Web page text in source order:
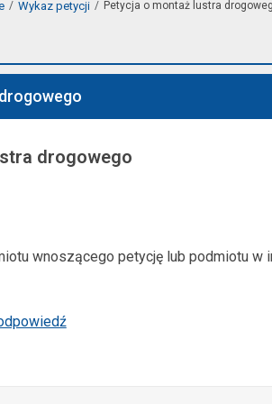
Wykaz petycji Petycja o montaż lustra
drogowego
wnoszącego petycję lub podmiotu w